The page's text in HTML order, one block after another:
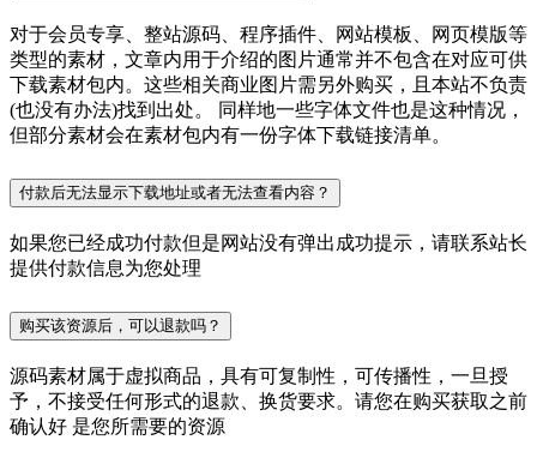
对于会员专享、整站源码、程序插件、网站模板、网页模版等
类型的素材，文章内用于介绍的图片通常并不包含在对应可供
下载素材包内。这些相关商业图片需另外购买，且本站不负责
(也没有办法)找到出处。 同样地一些字体文件也是这种情况，
但部分素材会在素材包内有一份字体下载链接清单。
付款后无法显示下载地址或者无法查看内容？
如果您已经成功付款但是网站没有弹出成功提示，请联系站长
提供付款信息为您处理
购买该资源后，可以退款吗？
源码素材属于虚拟商品，具有可复制性，可传播性，一旦授
予，不接受任何形式的退款、换货要求。请您在购买获取之前
确认好 是您所需要的资源